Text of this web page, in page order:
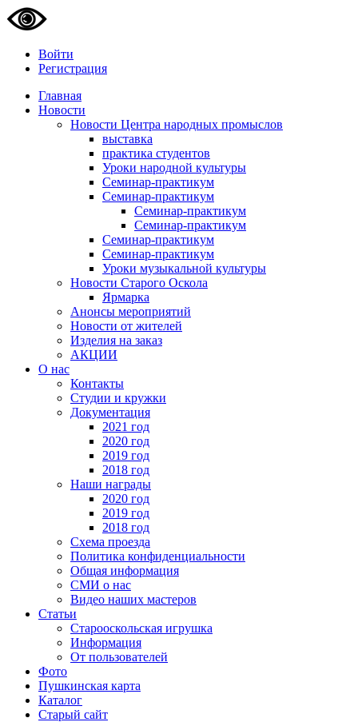
Войти
Регистрация
Главная
Новости
Новости Центра народных промыслов
выставка
практика студентов
Уроки народной культуры
Семинар-практикум
Семинар-практикум
Семинар-практикум
Семинар-практикум
Семинар-практикум
Семинар-практикум
Уроки музыкальной культуры
Новости Старого Оскола
Ярмарка
Анонсы мероприятий
Новости от жителей
Изделия на заказ
АКЦИИ
О нас
Контакты
Студии и кружки
Документация
2021 год
2020 год
2019 год
2018 год
Наши награды
2020 год
2019 год
2018 год
Схема проезда
Политика конфиденциальности
Общая информация
СМИ о нас
Видео наших мастеров
Статьи
Старооскольская игрушка
Информация
От пользователей
Фото
Пушкинская карта
Каталог
Старый сайт